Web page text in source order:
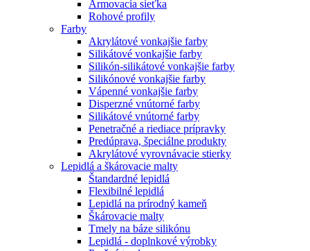
Armovacia sieťka
Rohové profily
Farby
Akrylátové vonkajšie farby
Silikátové vonkajšie farby
Silikón-silikátové vonkajšie farby
Silikónové vonkajšie farby
Vápenné vonkajšie farby
Disperzné vnútorné farby
Silikátové vnútorné farby
Penetračné a riediace prípravky
Predúprava, špeciálne produkty
Akrylátové vyrovnávacie stierky
Lepidlá a škárovacie malty
Štandardné lepidlá
Flexibilné lepidlá
Lepidlá na prírodný kameň
Škárovacie malty
Tmely na báze silikónu
Lepidlá - doplnkové výrobky